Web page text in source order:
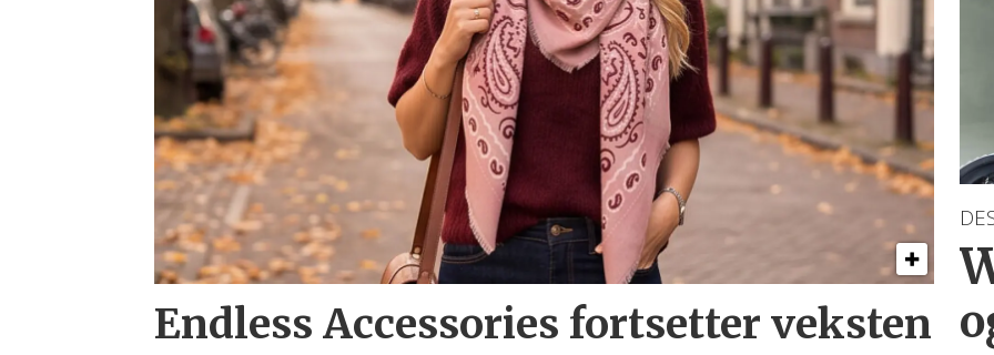
Endless Accessories fortsetter veksten